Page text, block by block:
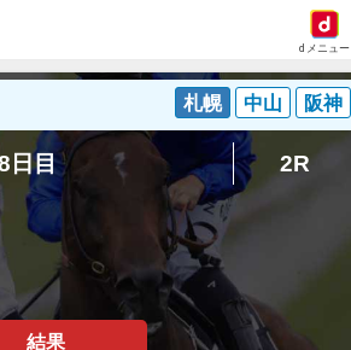
dメニュー
札幌 中山 阪神
日目 2R
結果